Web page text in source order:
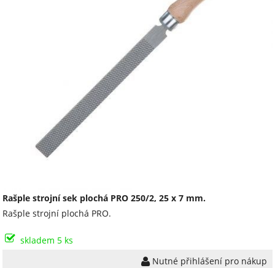
Rašple strojní sek plochá PRO 250/2, 25 x 7 mm.
Rašple strojní plochá PRO.
skladem 5 ks
Nutné přihlášení pro nákup